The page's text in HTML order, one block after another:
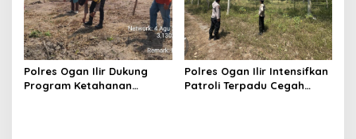
Polres Ogan Ilir Dukung
Program Ketahanan
Polres Ogan Ilir Intensifkan
Patroli Terpadu Cegah